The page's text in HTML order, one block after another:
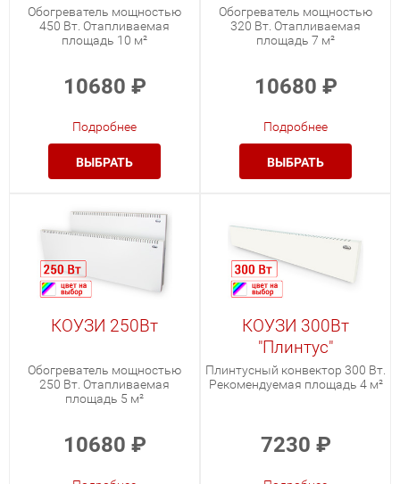
Обогреватель мощностью
450 Вт. Отапливаемая
площадь 10 м²
10680 ₽
Подробнее
ВЫБРАТЬ
Обогреватель мощностью
320 Вт. Отапливаемая
площадь 7 м²
10680 ₽
Подробнее
ВЫБРАТЬ
КОУЗИ 250Вт
Обогреватель мощностью
250 Вт. Отапливаемая
площадь 5 м²
10680 ₽
КОУЗИ 300Вт
"Плинтус"
Плинтусный конвектор 300 Вт.
Рекомендуемая площадь 4 м²
7230 ₽